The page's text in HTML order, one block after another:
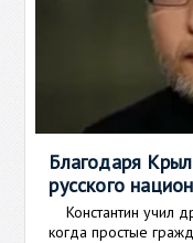
Благодаря
русского
Константин учил
когда простые